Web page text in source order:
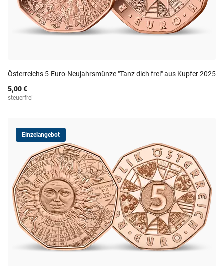
Österreichs 5-Euro-Neujahrsmünze "Tanz dich frei" aus Kupfer 2025
5,00 €
steuerfrei
Einzelangebot